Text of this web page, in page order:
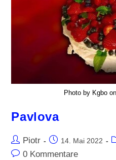
Photo by Kgbo
Pavlova
Piotr 14. Mai 2022
0 Kommentare